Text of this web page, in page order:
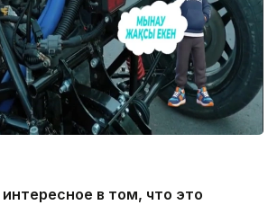
в том, что это